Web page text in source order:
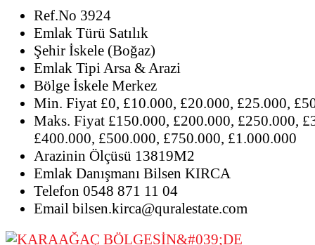
Ref.No 3924
Emlak Türü Satılık
Şehir İskele (Boğaz)
Emlak TipiArsa & Arazi
Bölge İskele Merkez
Min. Fiyat £0, £10.000, £20.000, £25.000,
Maks. Fiyat £150.000, £200.000, £250.000,
£400.000, £500.000, £750.000, £1.000.000
Arazinin Ölçüsü 13819M2
Emlak Danışmanı Bilsen KIRCA
Telefon 0548 871 11 04
Email bilsen.kirca@quralestate.com